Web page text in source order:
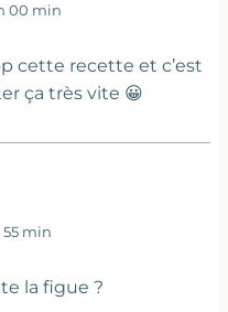
00 min
cette recette et c’est
ça très vite 😀
55 min
la figue ?